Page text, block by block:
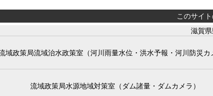
このサイ
滋賀
域政策局流域治水政策室（河川雨量水位・洪水予報・河川防災カ
流域政策局水源地域対策室（ダム諸量・ダムカメラ）